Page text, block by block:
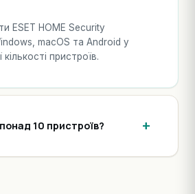
ESET HOME Security
macOS та Android у
пристроїв.
10 пристроїв?